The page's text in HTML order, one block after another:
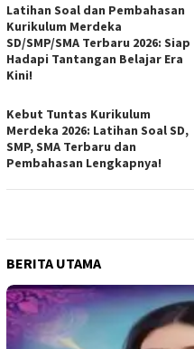
Latihan Soal dan Pembahasan
Kurikulum Merdeka
SD/SMP/SMA Terbaru 2026: Siap
Hadapi Tantangan Belajar Era
Kini!
Kebut Tuntas Kurikulum
Merdeka 2026: Latihan Soal SD,
SMP, SMA Terbaru dan
Pembahasan Lengkapnya!
BERITA UTAMA